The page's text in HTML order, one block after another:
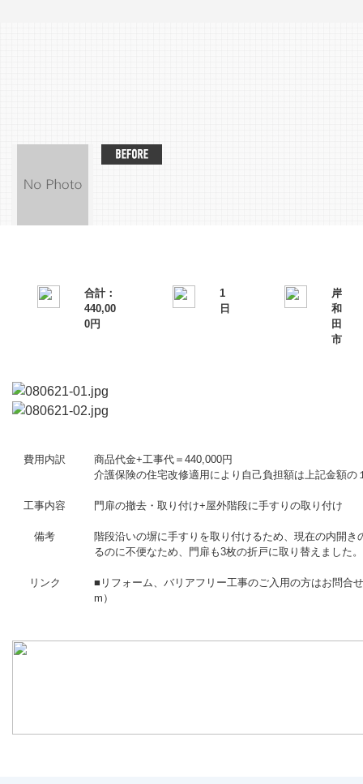
合計：
440,00
0円
1
日
岸
和
田
市
費用内訳
商品代金+工事代＝440,000円
介護保険の住宅改修適用により自己負担額は上記金額の
工事内容 門扉の撤去・取り付け+屋外階段に手すりの取り付け
備考
階段沿いの塀に手すりを取り付けるため、現在の内開き
るのに不便なため、門扉も3枚の折戸に取り替えました。
リンク
■リフォーム、バリアフリー工事のご入用の方はお問合
m ）